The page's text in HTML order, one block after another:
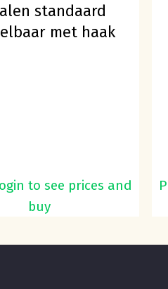
standaard
met haak
to see prices and
buy